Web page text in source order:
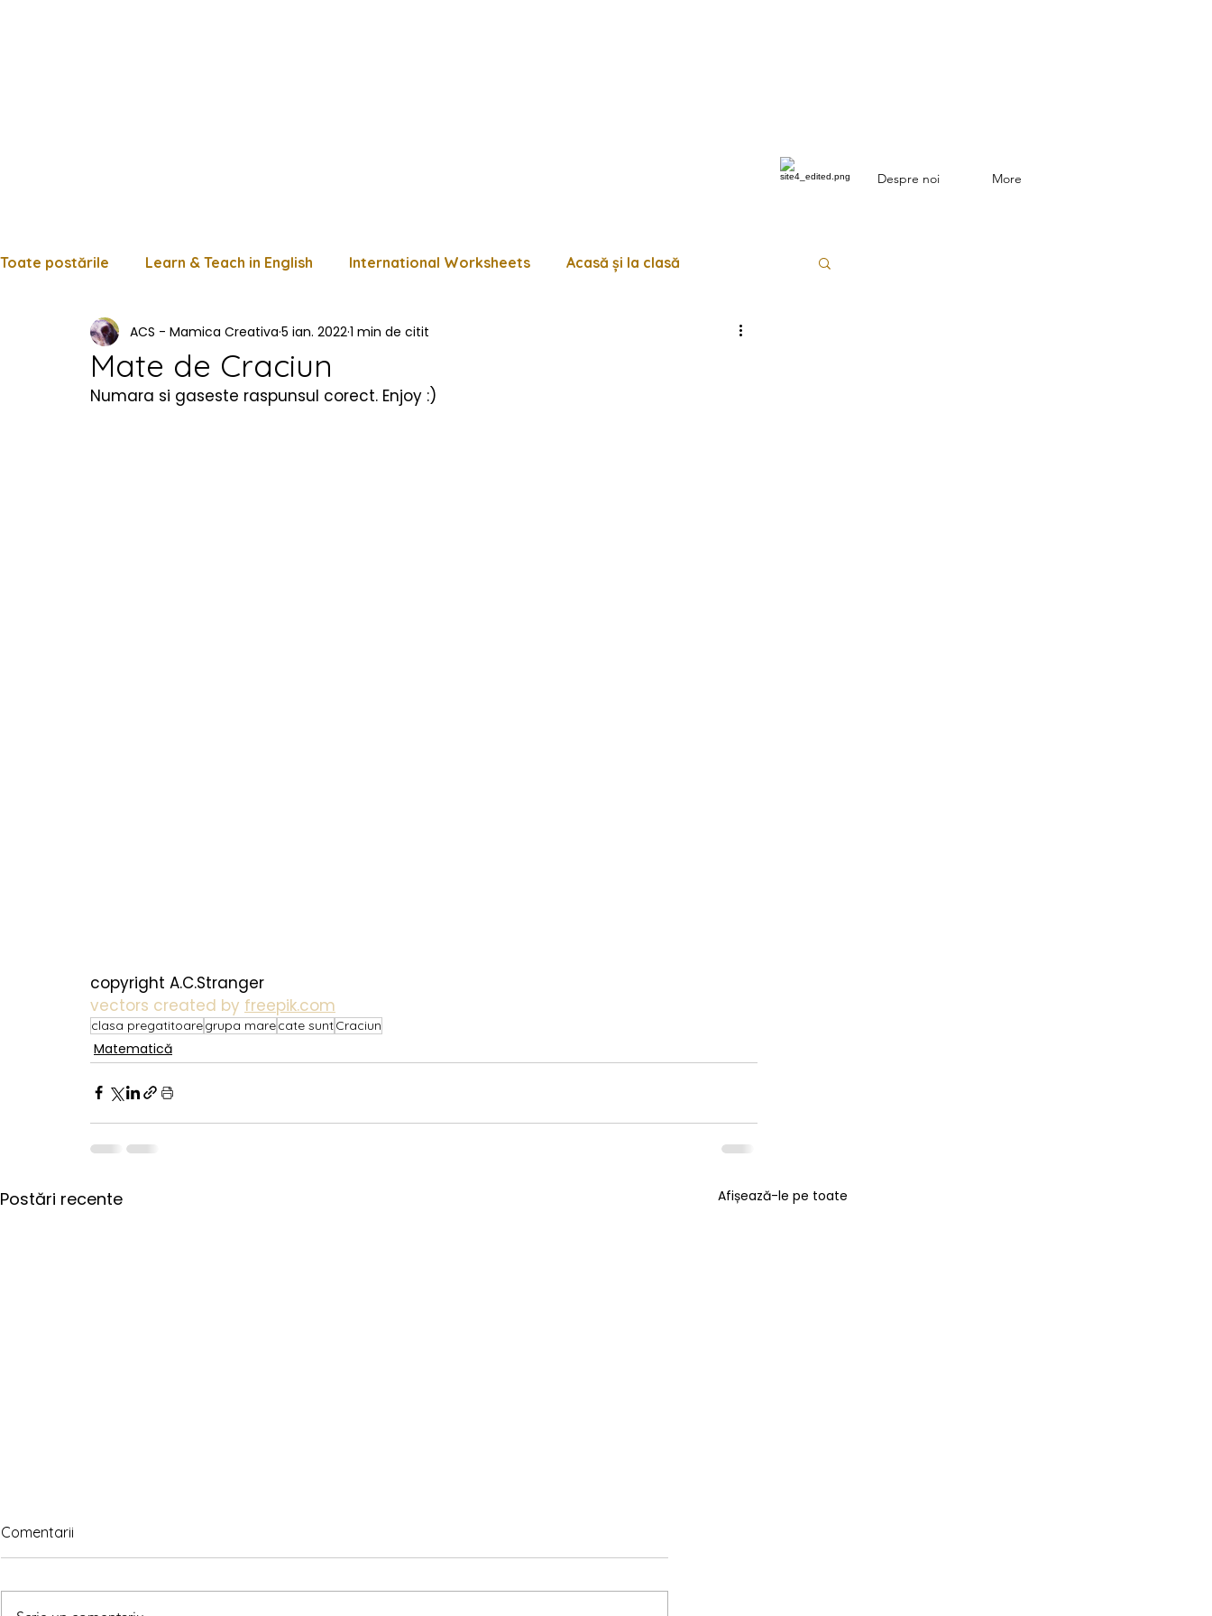
Despre noi More
Toate postările Learn & Teach in English International Worksheets Acasă și la clasă
Limba română Matematică Istorie Fișe de lucru diverse Trasează
Cărți copii Poezii & povești Termeni utilizare
Mate de Craciun
ACS - Mamica Creativa 5 ian. 20221 min de citit
Numara si gaseste raspunsul corect. Enjoy :)
copyright A.C.Stranger
vectors created by freepik.com
clasa pregatitoaregrupa marecate suntCraciun
Matematică
Postări recente Afișează-le pe toate
Comentarii